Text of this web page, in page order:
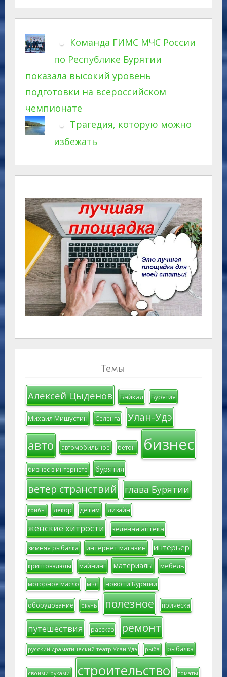
Команда ГИМС МЧС России
по Республике Бурятии
показала высокий уровень
подготовки на всероссийском
чемпионате
Трагедия, которую можно
избежать
Темы
Алексей Цыденов Байкал Бурятия
Михаил Мишустин Селенга Улан-Удэ
авто автомобильное бетон бизнес
бизнес в интернете бурятия
ветер странствий глава Бурятии
грибы декор детям дизайн
женские хитрости зеленая аптека
зимняя рыбалка интернет магазин интерьер
криптовалюты майнинг материалы мебель
моторное масло мчс новости Бурятии
оборудование окунь полезное прическа
путешествия рассказ ремонт
русский драматический театр Улан-Удэ рыба рыбалка
своими руками строительство томаты